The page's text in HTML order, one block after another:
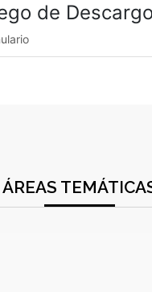
de
ÁREAS